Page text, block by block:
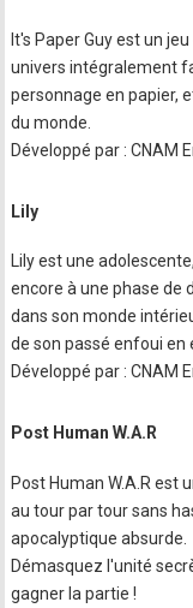
It's Paper Guy est un
univers intégralement
personnage en papier,
du monde.
Développé par : CNAM
Lily
Lily est une
encore à une phase de
dans son monde
de son passé enfoui en
Développé par : CNAM
Post Human W.A.R
Post Human W.A.R est
au tour par tour sans
apocalyptique absurde.
Démasquez l'unité
gagner la partie !